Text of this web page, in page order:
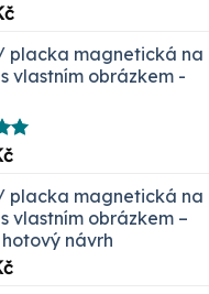
placka magnetická na
vlastním obrázkem -
placka magnetická na
vlastním obrázkem –
návrh